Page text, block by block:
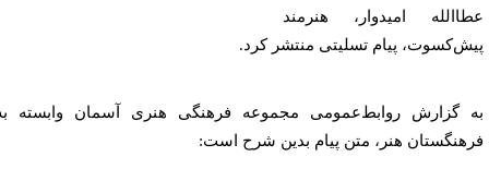
امیدوار، هنرمند
پیام تسلیتی منتشر کرد.
گزارش روابط‌عمومی مجموعه فرهنگی هنری آسمان وابسته به
هنر، متن پیام بدین شرح است: